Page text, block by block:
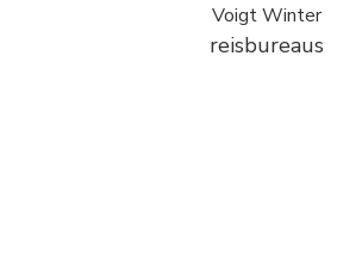
Voigt Winter
reisbureaus